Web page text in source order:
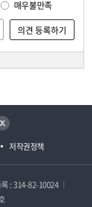
매우불만족
저작권정책
트위터
: 314-82-10024